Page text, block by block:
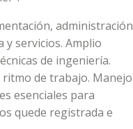
administración
servicios. Amplio
de ingeniería.
ritmo de trabajo. Manejo
esenciales para
quede registrada e